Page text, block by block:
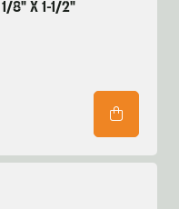
1/8" X 1-1/2"